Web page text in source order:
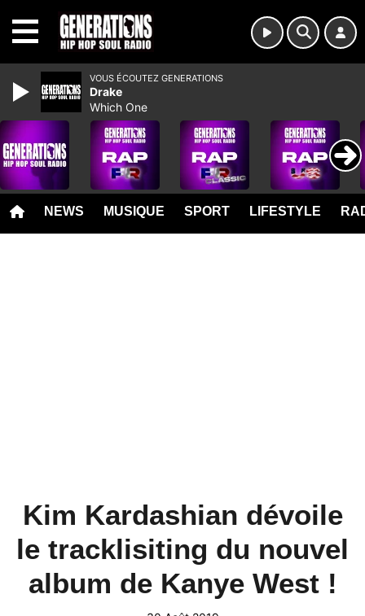
NEWS MUSIQUE SPORT LIFESTYLE
Kim Kardashian dévoile
le tracklisiting du nouvel
album de Kanye West !
VOUS ÉCOUTEZ GENERATIONS
Drake
Which One